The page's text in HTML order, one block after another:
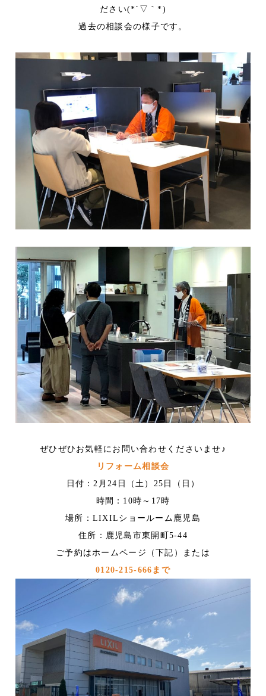
ださい(*´▽｀*)
過去の相談会の様子です。
ぜひぜひお気軽にお問い合わせくださいませ♪
リフォーム相談会
日付：2月24日（土）25日（日）
時間：10時～17時
場所：LIXILショールーム鹿児島
住所：鹿児島市東開町5-44
ご予約はホームページ（下記）または
0120-215-666まで